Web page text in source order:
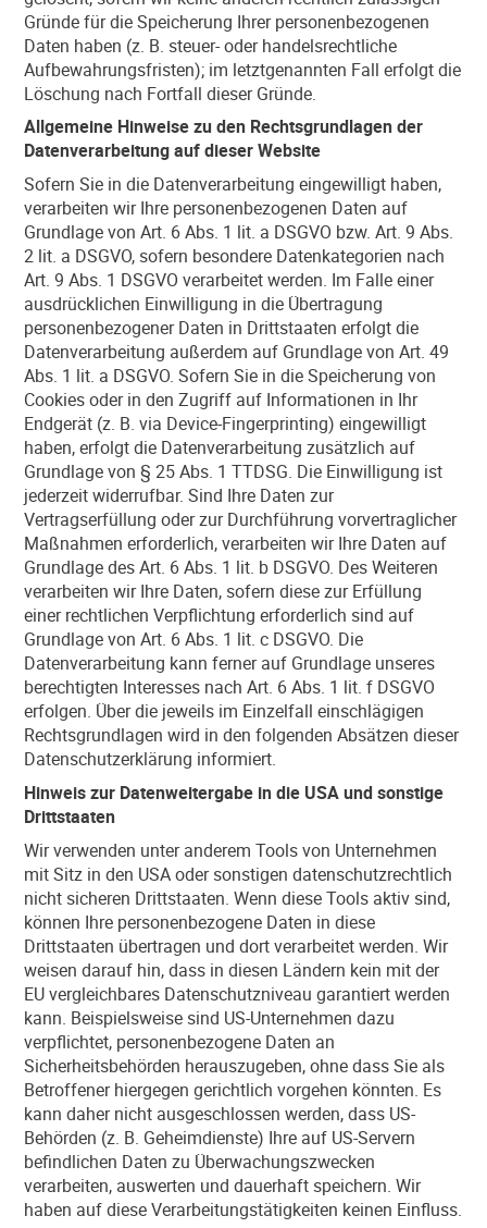
Gründe für die Speicherung Ihrer personenbezogenen
Daten haben (z. B. steuer- oder handelsrechtliche
Aufbewahrungsfristen); im letztgenannten Fall erfolgt die
Löschung nach Fortfall dieser Gründe.
Allgemeine Hinweise zu den Rechtsgrundlagen der
Datenverarbeitung auf dieser Website
Sofern Sie in die Datenverarbeitung eingewilligt haben,
verarbeiten wir Ihre personenbezogenen Daten auf
Grundlage von Art. 6 Abs. 1 lit. a DSGVO bzw. Art. 9 Abs.
2 lit. a DSGVO, sofern besondere Datenkategorien nach
Art. 9 Abs. 1 DSGVO verarbeitet werden. Im Falle einer
ausdrücklichen Einwilligung in die Übertragung
personenbezogener Daten in Drittstaaten erfolgt die
Datenverarbeitung außerdem auf Grundlage von Art. 49
Abs. 1 lit. a DSGVO. Sofern Sie in die Speicherung von
Cookies oder in den Zugriff auf Informationen in Ihr
Endgerät (z. B. via Device-Fingerprinting) eingewilligt
haben, erfolgt die Datenverarbeitung zusätzlich auf
Grundlage von § 25 Abs. 1 TTDSG. Die Einwilligung ist
jederzeit widerrufbar. Sind Ihre Daten zur
Vertragserfüllung oder zur Durchführung vorvertraglicher
Maßnahmen erforderlich, verarbeiten wir Ihre Daten auf
Grundlage des Art. 6 Abs. 1 lit. b DSGVO. Des Weiteren
verarbeiten wir Ihre Daten, sofern diese zur Erfüllung
einer rechtlichen Verpflichtung erforderlich sind auf
Grundlage von Art. 6 Abs. 1 lit. c DSGVO. Die
Datenverarbeitung kann ferner auf Grundlage unseres
berechtigten Interesses nach Art. 6 Abs. 1 lit. f DSGVO
erfolgen. Über die jeweils im Einzelfall einschlägigen
Rechtsgrundlagen wird in den folgenden Absätzen dieser
Datenschutzerklärung informiert.
Hinweis zur Datenweitergabe in die USA und sonstige
Drittstaaten
Wir verwenden unter anderem Tools von Unternehmen
mit Sitz in den USA oder sonstigen datenschutzrechtlich
nicht sicheren Drittstaaten. Wenn diese Tools aktiv sind,
können Ihre personenbezogene Daten in diese
Drittstaaten übertragen und dort verarbeitet werden. Wir
weisen darauf hin, dass in diesen Ländern kein mit der
EU vergleichbares Datenschutzniveau garantiert werden
kann. Beispielsweise sind US-Unternehmen dazu
verpflichtet, personenbezogene Daten an
Sicherheitsbehörden herauszugeben, ohne dass Sie als
Betroffener hiergegen gerichtlich vorgehen könnten. Es
kann daher nicht ausgeschlossen werden, dass US-
Behörden (z. B. Geheimdienste) Ihre auf US-Servern
befindlichen Daten zu Überwachungszwecken
verarbeiten, auswerten und dauerhaft speichern. Wir
haben auf diese Verarbeitungstätigkeiten keinen Einfluss.